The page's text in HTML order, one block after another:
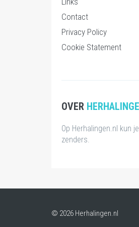
Contact
Privacy Policy
Cookie Statement
OVER
Op Herhalingen.nl kun
zenders.
© 2026 Herhalingen.nl